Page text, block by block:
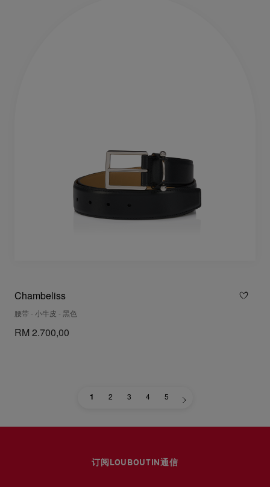
Chambeliss
腰带 - 小牛皮 - 黑色
RM 2.700,00
1 2 3 4 5
订阅LOUBOUTIN通信